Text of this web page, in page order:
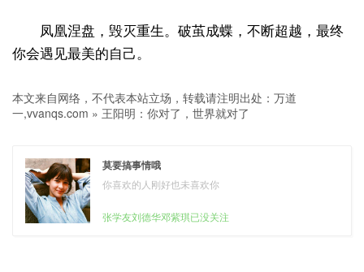
凤凰涅盘，毁灭重生。破茧成蝶，不断超越，最终
你会遇见最美的自己。
本文来自网络，不代表本站立场，转载请注明出处： 万道
一,vvanqs.com » 王阳明：你对了，世界就对了
莫要搞事情哦
你喜欢的人刚好也未喜欢你
张学友刘德华邓紫琪已没关注